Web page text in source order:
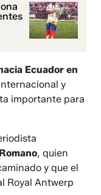
Ecuador en
y
importante para
, quien
y que el
Royal Antwerp